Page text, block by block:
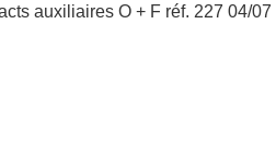
auxiliaires O + F réf. 227 04/07